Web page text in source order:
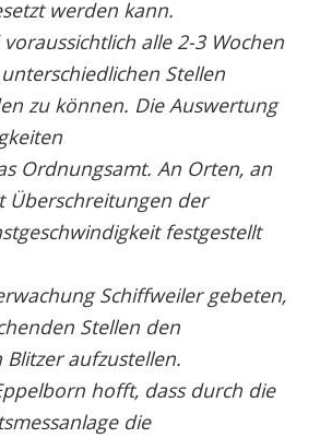
werden kann.
alle 2-3 Wochen
Stellen
zu können. Die Auswertung
Ordnungsamt. An Orten, an
Überschreitungen der
festgestellt
Schiffweiler gebeten,
Stellen den
aufzustellen.
hofft, dass durch die
die